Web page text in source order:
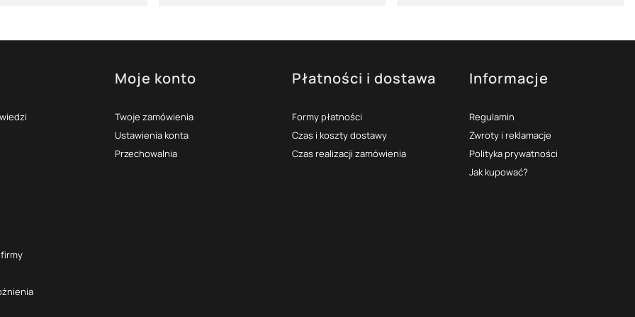
Moje konto
Twoje zamówienia
Ustawienia konta
Przechowalnia
Płatności i dostawa
Formy płatności
Czas i koszty dostawy
Czas realizacji zamówienia
Informacje
Regulamin
Zwroty i reklamacje
Polityka prywatności
Jak kupować?